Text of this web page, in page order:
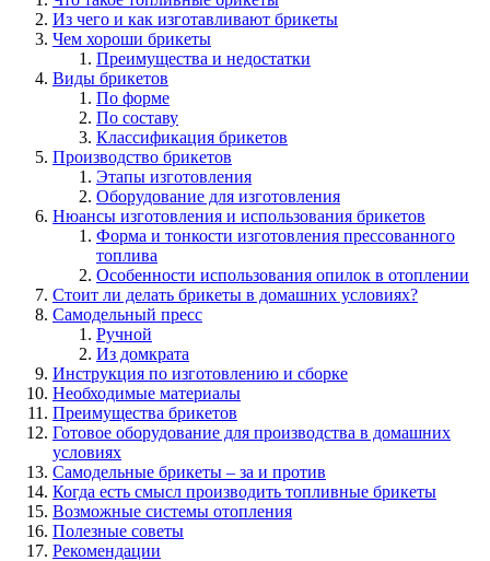
Из чего и как изготавливают брикеты
Чем хороши брикеты
Преимущества и недостатки
Виды брикетов
По форме
По составу
Классификация брикетов
Производство брикетов
Этапы изготовления
Оборудование для изготовления
Нюансы изготовления и использования брикетов
Форма и тонкости изготовления прессованного
топлива
Особенности использования опилок в отоплении
Стоит ли делать брикеты в домашних условиях?
Самодельный пресс
Ручной
Из домкрата
Инструкция по изготовлению и сборке
Необходимые материалы
Преимущества брикетов
Готовое оборудование для производства в домашних
условиях
Самодельные брикеты – за и против
Когда есть смысл производить топливные брикеты
Возможные системы отопления
Полезные советы
Рекомендации